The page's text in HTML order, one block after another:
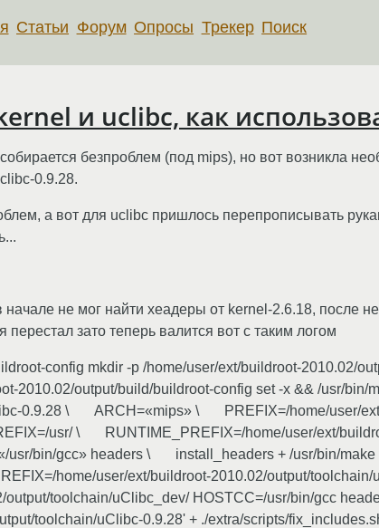
Статьи Форум Опросы Трекер Поиск
и uclibc, как
безпроблем (под mips), но вот возникла
0.9.28.
а вот для uclibc пришлось перепрописывать
не мог найти хеадеры от kernel-2.6.18, после
зато теперь валится вот с таким логом
config mkdir -p /home/user/ext/buildroot-2010.02/
2010.02/output/build/buildroot-config set -x && /usr/bin/
0.9.28 \ ARCH=«mips» \ PREFIX=/home/user/
usr/ \ RUNTIME_PREFIX=/home/user/ext/
bin/gcc» headers \ install_headers + /usr/bin/make
home/user/ext/buildroot-2010.02/output/
toolchain/uClibc_dev/ HOSTCC=/usr/bin/gcc
toolchain/uClibc-0.9.28' + ./extra/scripts/